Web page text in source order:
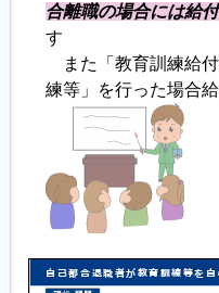
合離職の場合には給
す
また「教育訓練給付
練等」を行った場合